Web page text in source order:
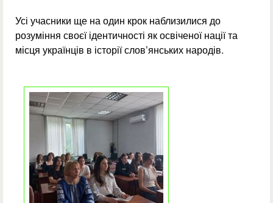
Усі учасники ще на один крок наблизилися до
розуміння своєї ідентичності як освіченої нації та
місця українців в історії слов’янських народів.